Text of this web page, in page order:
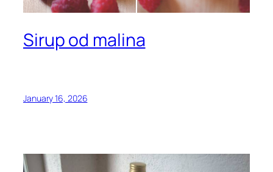
Sirup od malina
January 16, 2026